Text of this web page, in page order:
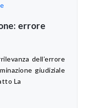
errore
dell’errore
giudiziale
La